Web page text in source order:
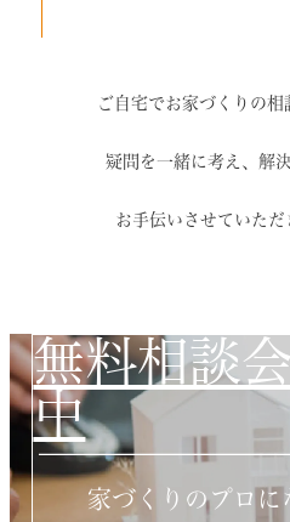
ご自宅でお家づくりの相
疑問を一緒に考え、解
お手伝いさせていただ
無料相談
中
家づくりのプロに